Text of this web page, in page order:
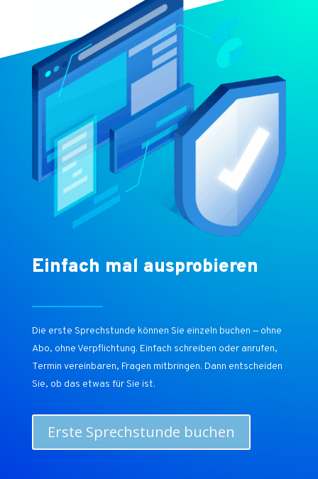
Einfach mal ausprobieren
Die erste Sprechstunde können Sie einzeln buchen — ohne
Abo, ohne Verpflichtung. Einfach schreiben oder anrufen,
Termin vereinbaren, Fragen mitbringen. Dann entscheiden
Sie, ob das etwas für Sie ist.
Erste Sprechstunde buchen